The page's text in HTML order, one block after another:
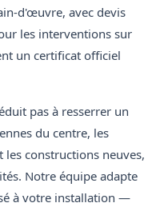
d'œuvre, avec devis
les interventions sur
un certificat officiel
pas à resserrer un
du centre, les
constructions neuves,
Notre équipe adapte
à votre installation —